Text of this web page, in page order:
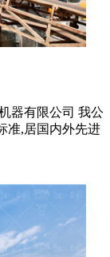
器有限公司 我公
准,居国内外先进